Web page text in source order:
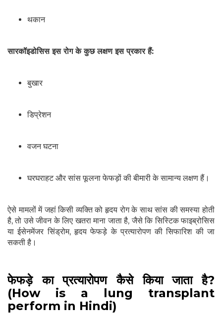
थकान
सारकॉइडोसिस इस रोग के कुछ लक्षण इस प्रकार हैं:
बुखार
डिप्रेशन
वजन घटना
घरघराहट और सांस फूलना फेफड़ों की बीमारी के सामान्य लक्षण हैं।
ऐसे मामलों में जहां किसी व्यक्ति को हृदय रोग के साथ सांस की समस्या होती
है, तो उसे जीवन के लिए खतरा माना जाता है, जैसे कि सिस्टिक फाइब्रोसिस
या ईसेनमेंजर सिंड्रोम, हृदय फेफड़े के प्रत्यारोपण की सिफारिश की जा
सकती है।
फेफड़े का प्रत्यारोपण कैसे किया जाता है?
(How is a lung transplant
perform in Hindi)